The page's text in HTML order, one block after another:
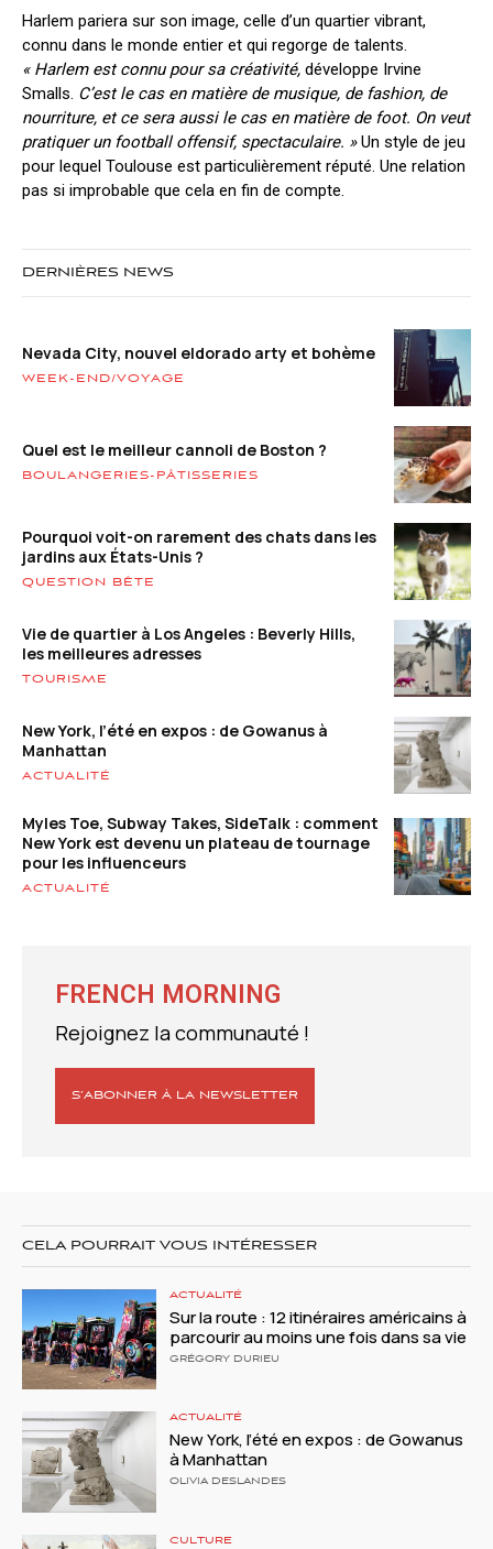
Harlem pariera sur son image, celle d’un quartier vibrant,
connu dans le monde entier et qui regorge de talents.
« Harlem est connu pour sa créativité, développe Irvine
Smalls. C’est le cas en matière de musique, de fashion, de
nourriture, et ce sera aussi le cas en matière de foot. On veut
pratiquer un football offensif, spectaculaire. »Un style de jeu
pour lequel Toulouse est particulièrement réputé. Une relation
pas si improbable que cela en fin de compte.
DERNIÈRES NEWS
Nevada City, nouvel eldorado arty et bohème
WEEK-END/VOYAGE
Quel est le meilleur cannoli de Boston ?
BOULANGERIES-PÂTISSERIES
Pourquoi voit-on rarement des chats dans les
jardins aux États-Unis ?
QUESTION BÊTE
Vie de quartier à Los Angeles : Beverly Hills,
les meilleures adresses
TOURISME
New York, l’été en expos : de Gowanus à
Manhattan
ACTUALITÉ
Myles Toe, Subway Takes, SideTalk : comment
New York est devenu un plateau de tournage
pour les influenceurs
ACTUALITÉ
FRENCH MORNING
Rejoignez la communauté !
S’ABONNER À LA NEWSLETTER
CELA POURRAIT VOUS INTÉRESSER
ACTUALITÉ
Sur la route : 12 itinéraires américains à
parcourir au moins une fois dans sa vie
GRÉGORY DURIEU
ACTUALITÉ
New York, l’été en expos : de Gowanus
à Manhattan
OLIVIA DESLANDES
CULTURE